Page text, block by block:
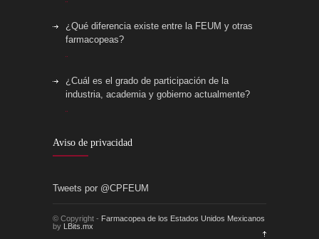
¿Qué diferencia existe entre la FEUM y otras
farmacopeas?
¿Cuál es el grado de participación de la
industria, academia y gobierno actualmente?
Aviso de privacidad
Tweets por @CPFEUM
© Copyright - Farmacopea de los Estados Unidos Mexicanos
by LBits.mx